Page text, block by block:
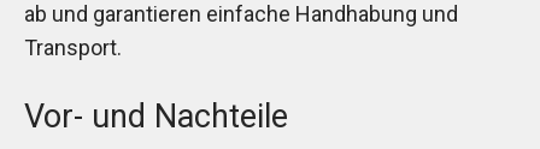
ab und garantieren einfache Handhabung und
Transport.
Vor- und Nachteile